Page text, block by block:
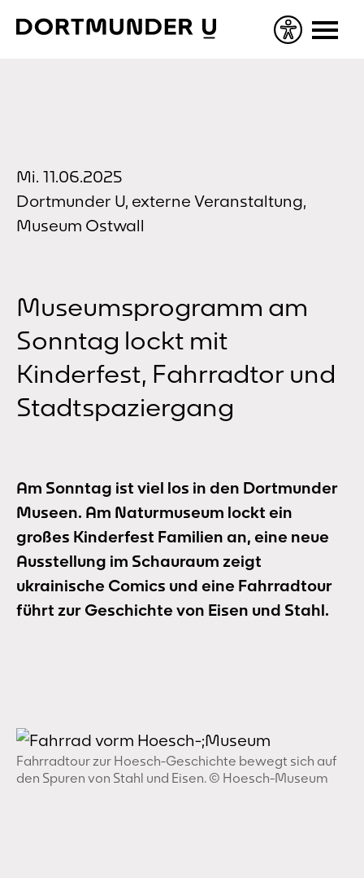
Mi. 11.06.2025
Dortmunder U, externe Veranstaltung,
Museum Ostwall
Museumsprogramm am
Sonntag lockt mit
Kinderfest, Fahrradtor und
Stadtspaziergang
Am Sonntag ist viel los in den Dortmunder
Museen. Am Naturmuseum lockt ein
großes Kinderfest Familien an, eine neue
Ausstellung im Schauraum zeigt
ukrainische Comics und eine Fahrradtour
führt zur Geschichte von Eisen und Stahl.
Fahrradtour zur Hoesch-Geschichte bewegt sich auf
den Spuren von Stahl und Eisen. © Hoesch-Museum